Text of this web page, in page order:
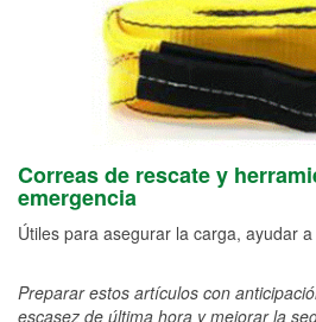
Correas de rescate y
emergencia
Útiles para asegurar la carga, ayudar
Preparar estos artículos con
escasez de última hora y mejorar la